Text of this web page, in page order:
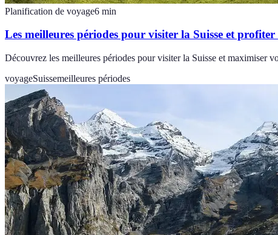
Planification de voyage6 min
Les meilleures périodes pour visiter la Suisse et
Découvrez les meilleures périodes pour visiter la Suisse et maximiser
voyageSuissemeilleures périodes